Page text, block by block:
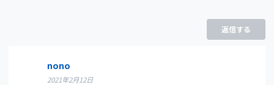
返信する
nono
2021年2月12日